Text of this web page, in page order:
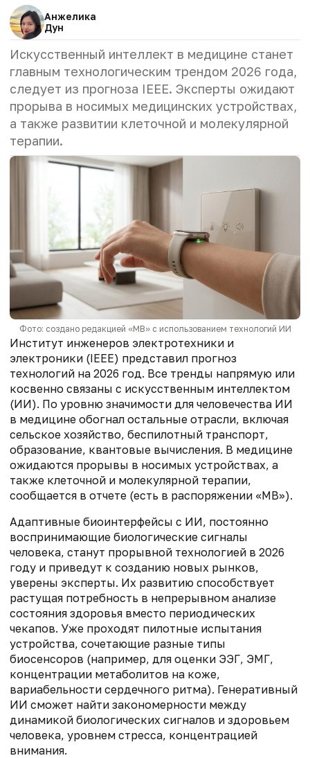
Анжелика
Дун
Искусственный интеллект в медицине станет
главным технологическим трендом 2026 года,
следует из прогноза IEEE. Эксперты ожидают
прорыва в носимых медицинских устройствах,
а также развитии клеточной и молекулярной
терапии.
Фото: создано редакцией «МВ» с использованием технологий ИИ
Институт инженеров электротехники и
электроники (IEEE) представил прогноз
технологий на 2026 год. Все тренды напрямую или
косвенно связаны с искусственным интеллектом
(ИИ). По уровню значимости для человечества ИИ
в медицине обогнал остальные отрасли, включая
сельское хозяйство, беспилотный транспорт,
образование, квантовые вычисления. В медицине
ожидаются прорывы в носимых устройствах, а
также клеточной и молекулярной терапии,
сообщается в отчете (есть в распоряжении «МВ»).
Адаптивные биоинтерфейсы с ИИ, постоянно
воспринимающие биологические сигналы
человека, станут прорывной технологией в 2026
году и приведут к созданию новых рынков,
уверены эксперты. Их развитию способствует
растущая потребность в непрерывном анализе
состояния здоровья вместо периодических
чекапов. Уже проходят пилотные испытания
устройства, сочетающие разные типы
биосенсоров (например, для оценки ЭЭГ, ЭМГ,
концентрации метаболитов на коже,
вариабельности сердечного ритма). Генеративный
ИИ сможет найти закономерности между
динамикой биологических сигналов и здоровьем
человека, уровнем стресса, концентрацией
внимания.